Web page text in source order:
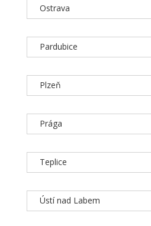
Ostrava
Pardubice
Plzeň
Prága
Teplice
Ústí nad Labem